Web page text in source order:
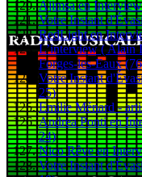
Ajimsa en
Votre Instant
RedLight en
L’interview ( Alain
Forges-les-Eaux
Votre Instant
25)
Emilie Ménard -
Andrea Ponti en
24)
Nico Rêve en
Votre Instant